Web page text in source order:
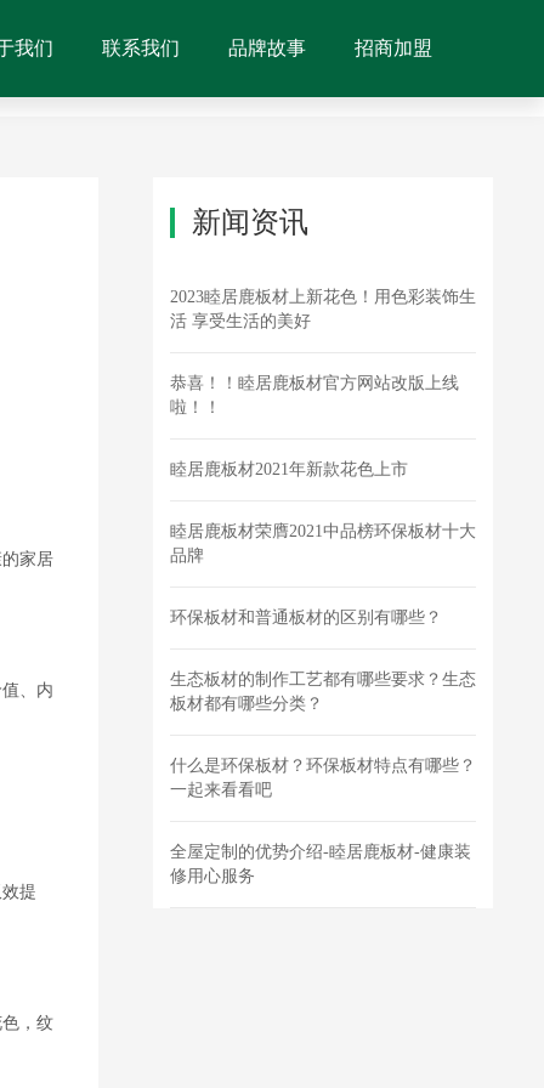
我们 联系我们 品牌故事 招商加盟
家居
、内
提
，纹
新闻资讯
2023睦居鹿板材上新花色！用色彩装饰生
活 享受生活的美好
恭喜！！睦居鹿板材官方网站改版上线
啦！！
睦居鹿板材2021年新款花色上市
睦居鹿板材荣膺2021中品榜环保板材十大
品牌
环保板材和普通板材的区别有哪些？
生态板材的制作工艺都有哪些要求？生态
板材都有哪些分类？
什么是环保板材？环保板材特点有哪些？
一起来看看吧
全屋定制的优势介绍-睦居鹿板材-健康装
修用心服务